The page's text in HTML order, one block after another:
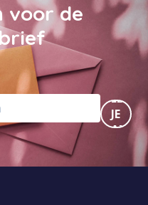
voor de
MELD
JE
AAN